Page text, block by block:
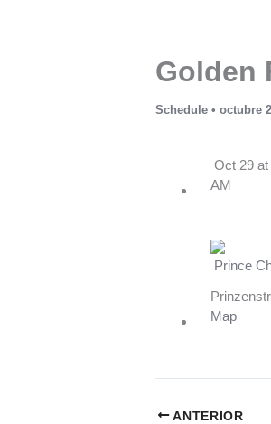
Golden
Schedule • octubre
Oct 29
AM
Prince
Map
ANTERIOR